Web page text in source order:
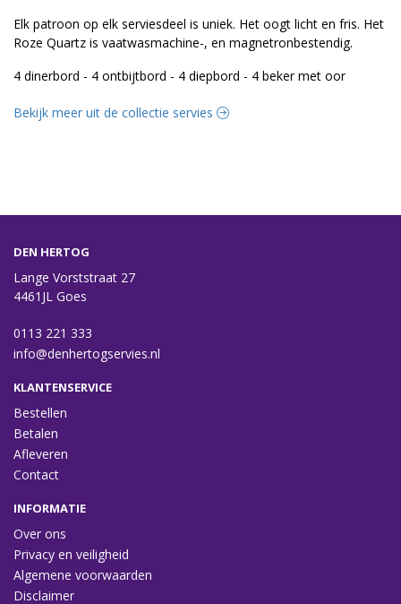
Elk patroon op elk serviesdeel is uniek. Het oogt licht en fris. Het
Roze Quartz is vaatwasmachine-, en magnetronbestendig.
4 dinerbord - 4 ontbijtbord - 4 diepbord - 4 beker met oor
Bekijk meer uit de collectie servies
DEN HERTOG
Lange Vorststraat 27
4461JL Goes
0113 221 333
info@denhertogservies.nl
KLANTENSERVICE
Bestellen
Betalen
Afleveren
Contact
INFORMATIE
Over ons
Privacy en veiligheid
Algemene voorwaarden
Disclaimer